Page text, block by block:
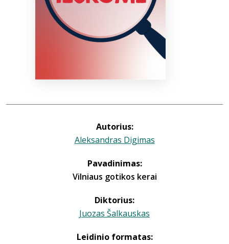
Autorius:
Aleksandras Digimas
Pavadinimas:
Vilniaus gotikos kerai
Diktorius:
Juozas Šalkauskas
Leidinio formatas: